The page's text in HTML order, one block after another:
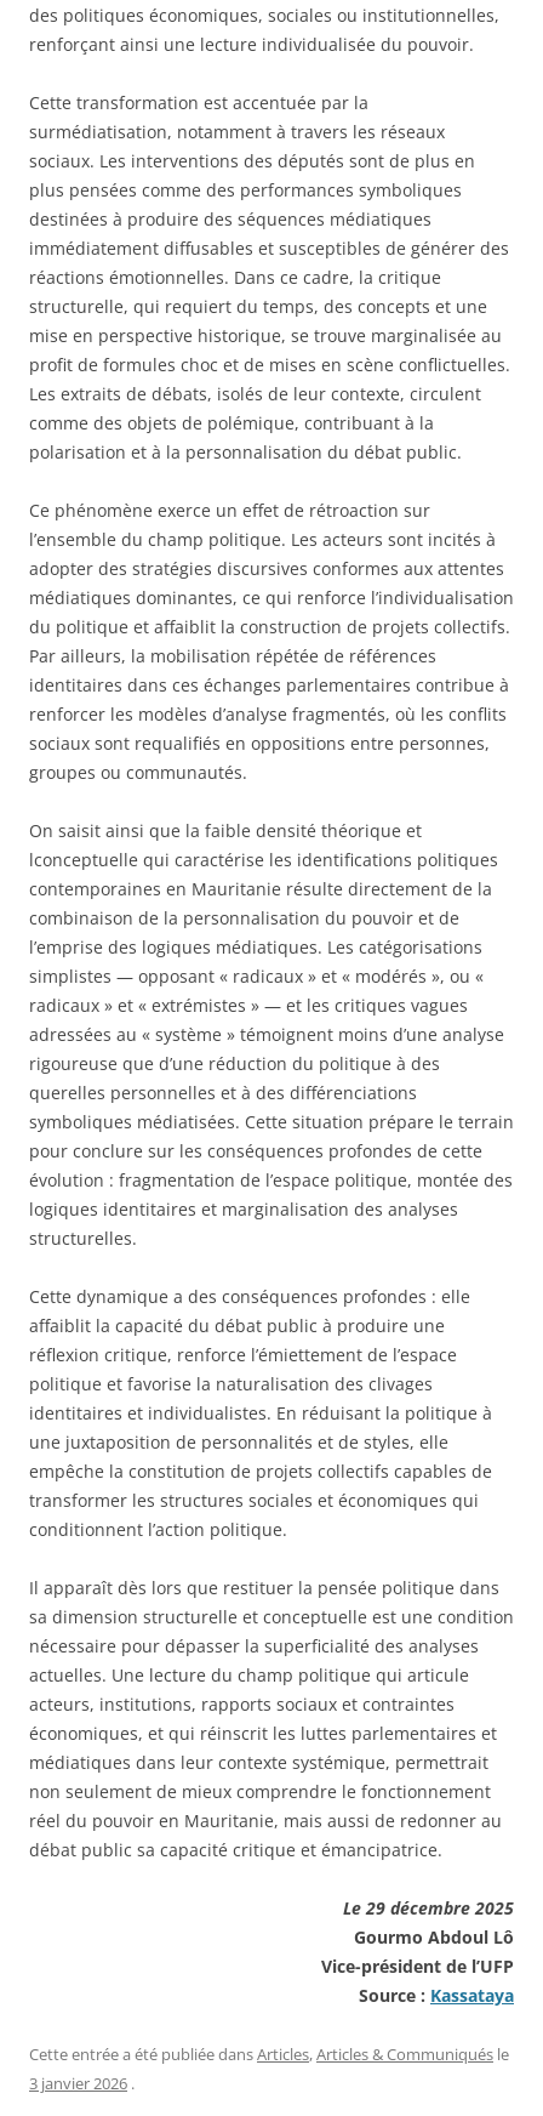
des politiques économiques, sociales ou institutionnelles,
renforçant ainsi une lecture individualisée du pouvoir.
Cette transformation est accentuée par la
surmédiatisation, notamment à travers les réseaux
sociaux. Les interventions des députés sont de plus en
plus pensées comme des performances symboliques
destinées à produire des séquences médiatiques
immédiatement diffusables et susceptibles de générer des
réactions émotionnelles. Dans ce cadre, la critique
structurelle, qui requiert du temps, des concepts et une
mise en perspective historique, se trouve marginalisée au
profit de formules choc et de mises en scène conflictuelles.
Les extraits de débats, isolés de leur contexte, circulent
comme des objets de polémique, contribuant à la
polarisation et à la personnalisation du débat public.
Ce phénomène exerce un effet de rétroaction sur
l’ensemble du champ politique. Les acteurs sont incités à
adopter des stratégies discursives conformes aux attentes
médiatiques dominantes, ce qui renforce l’individualisation
du politique et affaiblit la construction de projets collectifs.
Par ailleurs, la mobilisation répétée de références
identitaires dans ces échanges parlementaires contribue à
renforcer les modèles d’analyse fragmentés, où les conflits
sociaux sont requalifiés en oppositions entre personnes,
groupes ou communautés.
On saisit ainsi que la faible densité théorique et
lconceptuelle qui caractérise les identifications politiques
contemporaines en Mauritanie résulte directement de la
combinaison de la personnalisation du pouvoir et de
l’emprise des logiques médiatiques. Les catégorisations
simplistes — opposant « radicaux » et « modérés », ou «
radicaux » et « extrémistes » — et les critiques vagues
adressées au « système » témoignent moins d’une analyse
rigoureuse que d’une réduction du politique à des
querelles personnelles et à des différenciations
symboliques médiatisées. Cette situation prépare le terrain
pour conclure sur les conséquences profondes de cette
évolution : fragmentation de l’espace politique, montée des
logiques identitaires et marginalisation des analyses
structurelles.
Cette dynamique a des conséquences profondes : elle
affaiblit la capacité du débat public à produire une
réflexion critique, renforce l’émiettement de l’espace
politique et favorise la naturalisation des clivages
identitaires et individualistes. En réduisant la politique à
une juxtaposition de personnalités et de styles, elle
empêche la constitution de projets collectifs capables de
transformer les structures sociales et économiques qui
conditionnent l’action politique.
Il apparaît dès lors que restituer la pensée politique dans
sa dimension structurelle et conceptuelle est une condition
nécessaire pour dépasser la superficialité des analyses
actuelles. Une lecture du champ politique qui articule
acteurs, institutions, rapports sociaux et contraintes
économiques, et qui réinscrit les luttes parlementaires et
médiatiques dans leur contexte systémique, permettrait
non seulement de mieux comprendre le fonctionnement
réel du pouvoir en Mauritanie, mais aussi de redonner au
débat public sa capacité critique et émancipatrice.
Le 29 décembre 2025
Gourmo Abdoul Lô
Vice-président de l’UFP
Source : Kassataya
Cette entrée a été publiée dansArticles,Articles & Communiqués le
3 janvier 2026 .